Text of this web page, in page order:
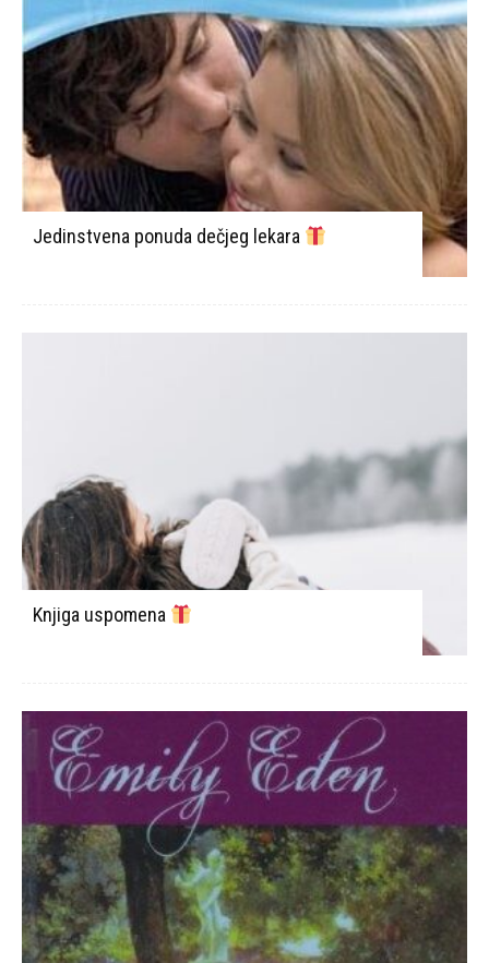
Jedinstvena ponuda dečjeg lekara
Knjiga uspomena